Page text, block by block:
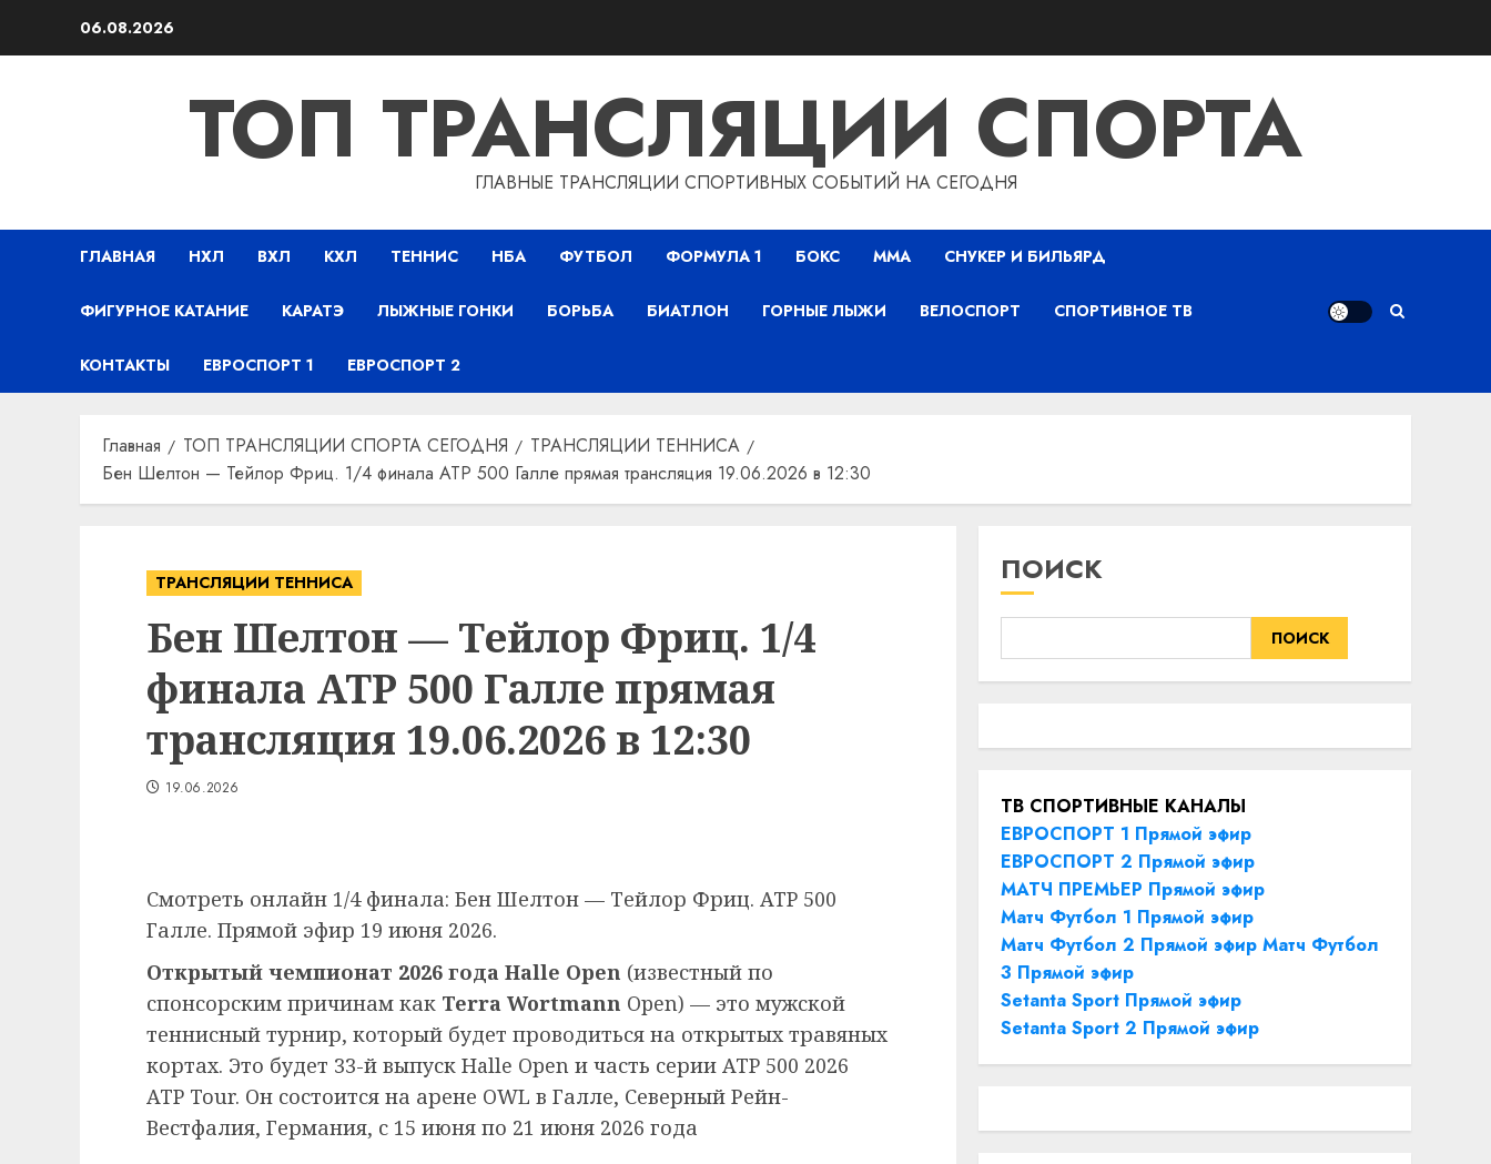
06.08.2026
ТОП ТРАНСЛЯЦИИ СПОРТА
ГЛАВНЫЕ ТРАНСЛЯЦИИ СПОРТИВНЫХ СОБЫТИЙ НА СЕГОДНЯ
ГЛАВНАЯ НХЛ ВХЛ КХЛ ТЕННИС НБА ФУТБОЛ ФОРМУЛА 1 БОКС ММА СНУКЕР И БИЛЬЯРД
ФИГУРНОЕ КАТАНИЕ КАРАТЭ ЛЫЖНЫЕ ГОНКИ БОРЬБА БИАТЛОН ГОРНЫЕ ЛЫЖИ ВЕЛОСПОРТ СПОРТИВНОЕ ТВ
КОНТАКТЫ ЕВРОСПОРТ 1 ЕВРОСПОРТ 2
Главная ТОП ТРАНСЛЯЦИИ СПОРТА СЕГОДНЯ
ТРАНСЛЯЦИИ ТЕННИСА
Бен Шелтон — Тейлор Фриц. 1/4 финала ATP 500 Галле прямая трансляция 19.06.2026 в 12:30
ТРАНСЛЯЦИИ ТЕННИСА
Бен Шелтон — Тейлор Фриц. 1/4
финала ATP 500 Галле прямая
трансляция 19.06.2026 в 12:30
19.06.2026
Смотреть онлайн 1/4 финала: Бен Шелтон — Тейлор Фриц. ATP 500
Галле. Прямой эфир 19 июня 2026.
Открытый чемпионат 2026 года Halle Open (известный по
спонсорским причинам как Terra Wortmann Open) — это мужской
теннисный турнир, который будет проводиться на открытых травяных
кортах. Это будет 33-й выпуск Halle Open и часть серии ATP 500 2026
ATP Tour. Он состоится на арене OWL в Галле, Северный Рейн-
Вестфалия, Германия, с 15 июня по 21 июня 2026 года
ПОИСК
ПОИСК
ТВ СПОРТИВНЫЕ КАНАЛЫ
ЕВРОСПОРТ 1 Прямой эфир
ЕВРОСПОРТ 2 Прямой эфир
МАТЧ ПРЕМЬЕР Прямой эфир
Матч Футбол 1 Прямой эфир
Матч Футбол 2 Прямой эфир Матч Футбол
3 Прямой эфир
Setanta Sport Прямой эфир
Setanta Sport 2 Прямой эфир